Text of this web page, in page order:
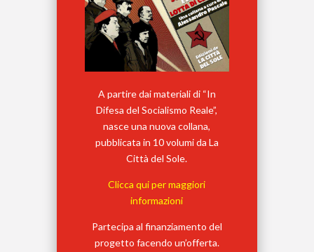
A partire dai materiali di “In
Difesa del Socialismo Reale”,
nasce una nuova collana,
pubblicata in 10 volumi da La
Città del Sole.
Clicca qui per maggiori
informazioni
Partecipa al finanziamento del
progetto facendo un’offerta.